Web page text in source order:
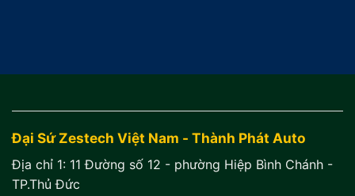
Đại Sứ Zestech Việt Nam - Thành Phát Auto
Địa chỉ 1: 11 Đường số 12 - phường Hiệp Bình Chánh -
TP.Thủ Đức